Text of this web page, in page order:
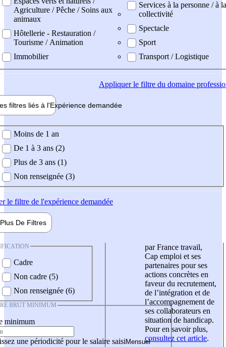
Agriculture / Pêche / Soins aux
animaux
Hôtellerie - Restauration /
Tourisme / Animation
Immobilier
Services à la personne / à la
collectivité
Spectacle
Sport
Transport / Logistique
Appliquerle filtre du domaine
filtres liés à l'Expérience demandée
demandée
Moins de 1 an
De 1 à 3 ans (2)
Plus de 3 ans (1)
Non renseignée (3)
le filtre de l'expérience demandée
Plus De Filtres
Cadre
Non cadre (5)
Non renseignée (6)
BRUT MINIMUM
minimum
une périodicité pour le salaire saisi
par France travail,
Cap emploi et ses
partenaires pour ses
actions concrètes en
faveur du recrutement,
de l’intégration et de
l’accompagnement de
ses collaborateurs en
situation de handicap.
Pour en savoir plus,
consultez cet article.